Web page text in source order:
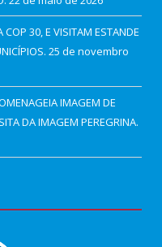
COP 30, E VISITAM ESTANDE
25 de novembro
IMAGEM DE
DA IMAGEM PEREGRINA.